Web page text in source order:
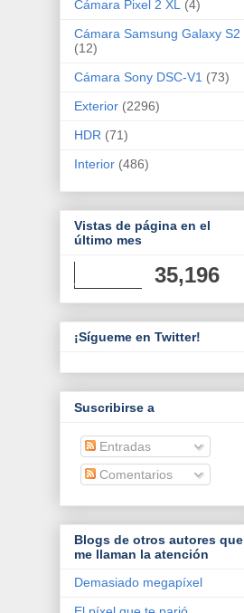
Cámara Pixel 2 XL
(4)
Cámara Samsung Galaxy S2
(12)
Cámara Sony DSC-V1 (73)
Exterior (2296)
HDR (71)
Interior (486)
Vistas de página en el
último mes
35,196
¡Sígueme en Twitter!
Suscribirse a
Entradas
Comentarios
Blogs de otros autores que
me llaman la atención
Demasiado megapíxel